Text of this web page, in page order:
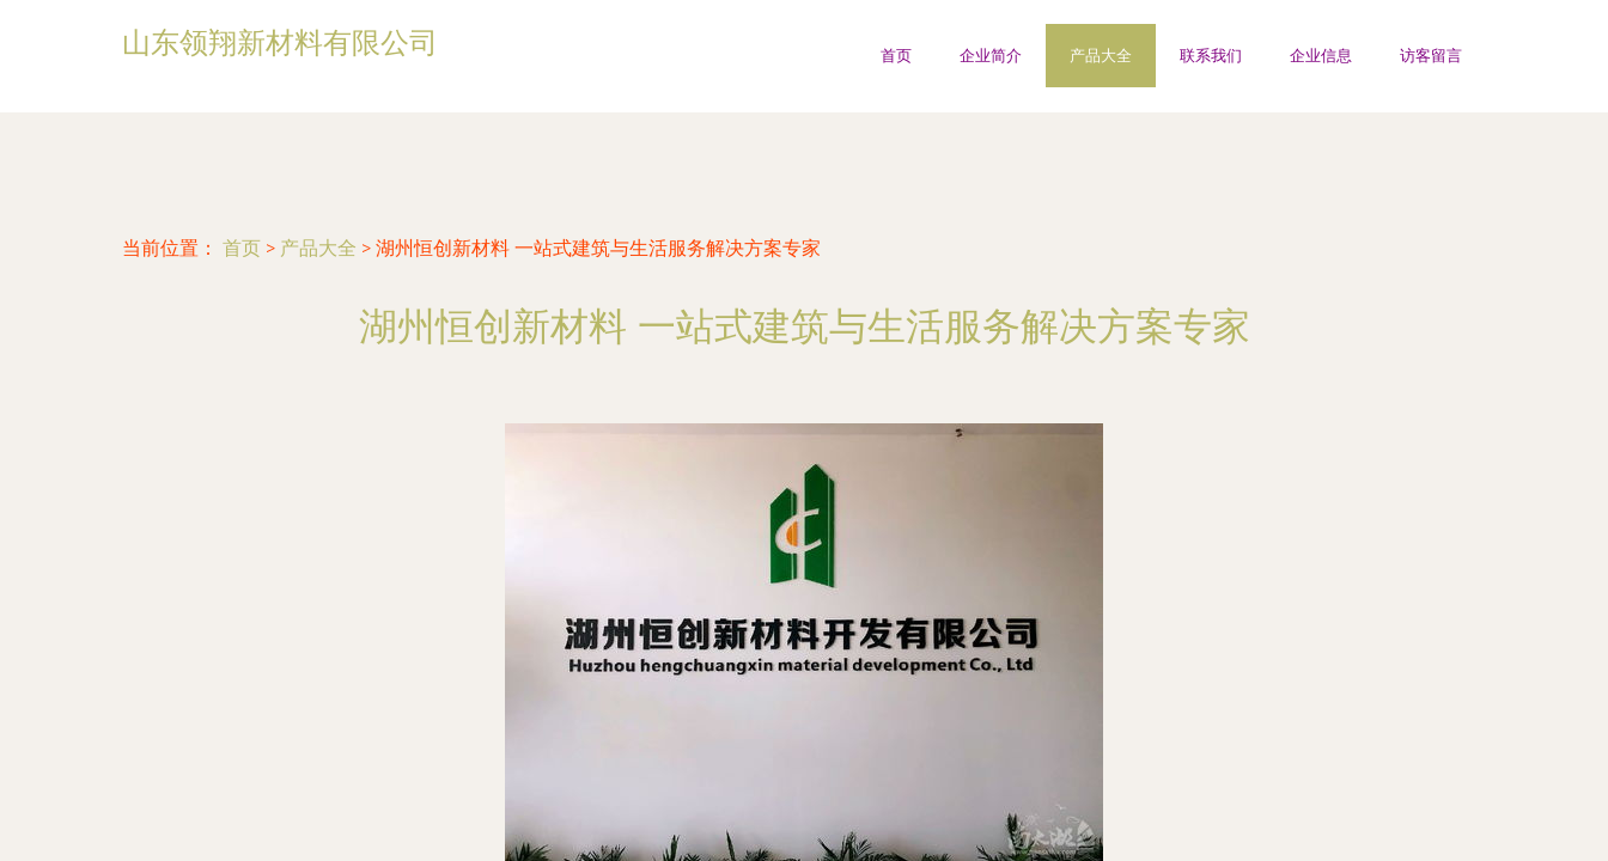
山东领翔新材料有限公司 首页 企业简介 产品大全 联系我们 企业信息 访客留言
当前位置： 首页 > 产品大全 > 湖州恒创新材料 一站式建筑与生活服务解决方案专家
湖州恒创新材料 一站式建筑与生活服务解决方案专家